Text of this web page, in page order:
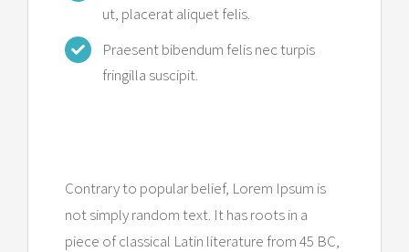
ut, placerat aliquet felis.
Praesent bibendum felis nec turpis
fringilla suscipit.
Contrary to popular belief, Lorem Ipsum is
not simply random text. It has roots in a
piece of classical Latin literature from 45 BC,